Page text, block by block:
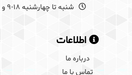
شنبه تا چهارشنبه 18-9 و پنج شنبه 14-9
اطلاعات
درباره ما
تماس با ما